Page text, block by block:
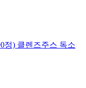
정) 클렌즈주스 독소